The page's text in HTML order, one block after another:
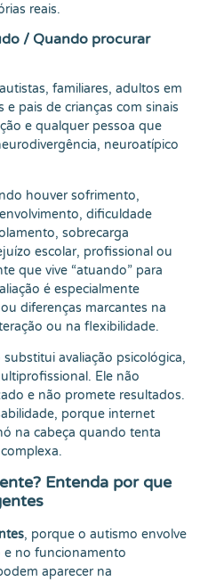
reais.
/ Quando procurar
familiares, adultos em
e pais de crianças com sinais
e qualquer pessoa que
neuroatípico
houver sofrimento,
dificuldade
sobrecarga
escolar, profissional ou
que vive “atuando” para
é especialmente
diferenças marcantes na
ou na flexibilidade.
avaliação psicológica,
Ele não
e não promete resultados.
porque internet
na cabeça quando tenta
Entenda por que
, porque o autismo envolve
e no funcionamento
aparecer na